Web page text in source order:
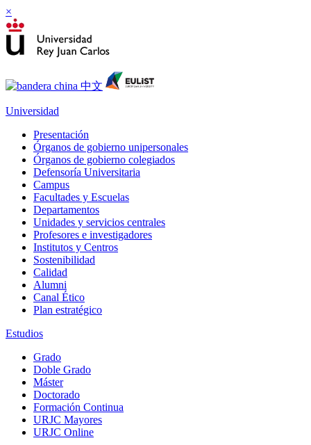
×
Universidad
Presentación
Órganos de gobierno unipersonales
Órganos de gobierno colegiados
Defensoría Universitaria
Campus
Facultades y Escuelas
Departamentos
Unidades y servicios centrales
Profesores e investigadores
Institutos y Centros
Sostenibilidad
Calidad
Alumni
Canal Ético
Plan estratégico
Estudios
Grado
Doble Grado
Máster
Doctorado
Formación Continua
URJC Mayores
URJC Online